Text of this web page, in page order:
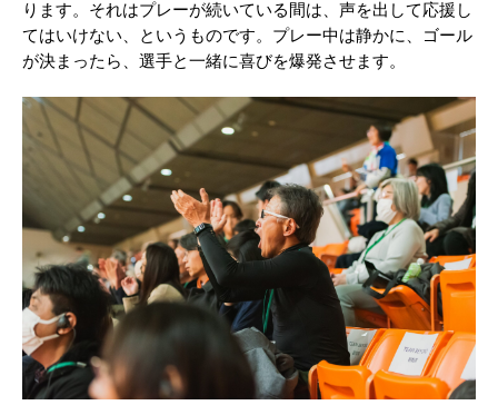
ります。それはプレーが続いている間は、声を出して応援し
てはいけない、というものです。プレー中は静かに、ゴール
が決まったら、選手と一緒に喜びを爆発させます。